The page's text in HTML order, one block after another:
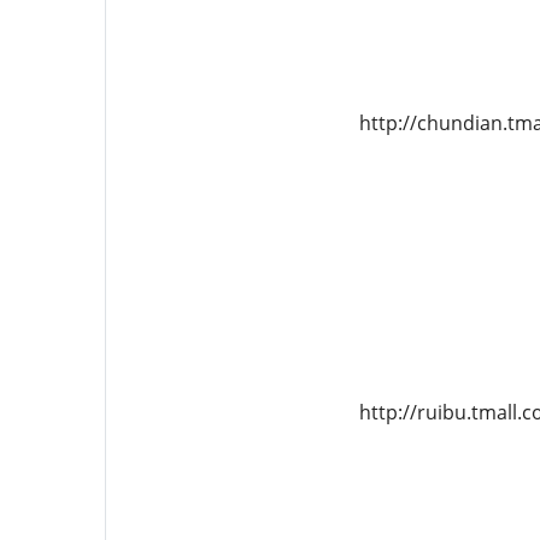
http://
http://